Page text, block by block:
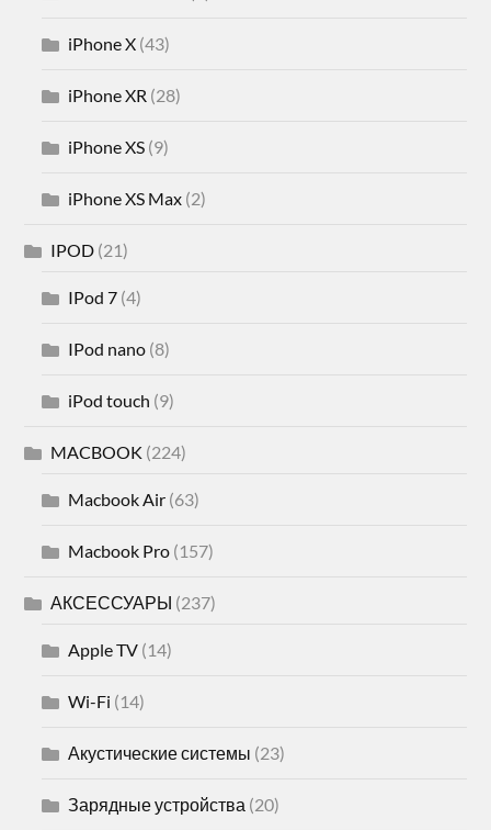
iPhone X (43)
iPhone XR (28)
iPhone XS (9)
iPhone XS Max (2)
IPOD (21)
IPod 7 (4)
IPod nano (8)
iPod touch (9)
MACBOOK (224)
Macbook Air (63)
Macbook Pro (157)
АКСЕССУАРЫ (237)
Apple TV (14)
Wi-Fi (14)
Акустические системы (23)
Зарядные устройства (20)